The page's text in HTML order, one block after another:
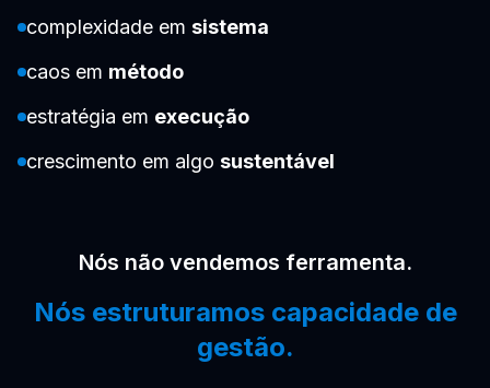
complexidade em sistema
caos em método
estratégia em execução
crescimento em algo sustentável
Nós não vendemos ferramenta.
Nós estruturamos capacidade de
gestão.